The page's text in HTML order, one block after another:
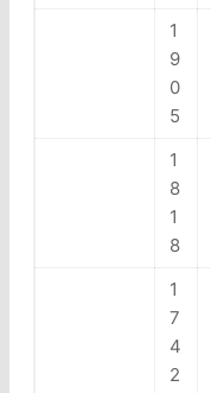
1
9
0
5
1
8
1
8
1
7
4
2